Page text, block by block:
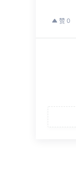
赞 0